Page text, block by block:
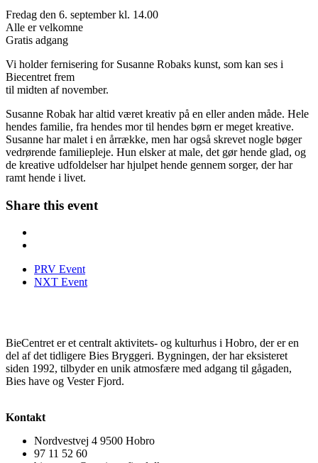
Fredag den 6. september kl. 14.00
Alle er velkomne
Gratis adgang
Vi holder fernisering for Susanne Robaks kunst, som kan ses i
Biecentret frem
til midten af november.
Susanne Robak har altid været kreativ på en eller anden måde. Hele
hendes familie, fra hendes mor til hendes børn er meget kreative.
Susanne har malet i en årrække, men har også skrevet nogle bøger
vedrørende familiepleje. Hun elsker at male, det gør hende glad, og
de kreative udfoldelser har hjulpet hende gennem sorger, der har
ramt hende i livet.
Share this event
PRV Event
NXT Event
BieCentret er et centralt aktivitets- og kulturhus i Hobro, der er en
del af det tidligere Bies Bryggeri. Bygningen, der har eksisteret
siden 1992, tilbyder en unik atmosfære med adgang til gågaden,
Bies have og Vester Fjord.
Kontakt
Nordvestvej 4 9500 Hobro
97 11 52 60